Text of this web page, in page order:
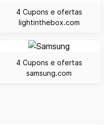
4 Cupons e ofertas
lightinthebox.com
4 Cupons e ofertas
samsung.com